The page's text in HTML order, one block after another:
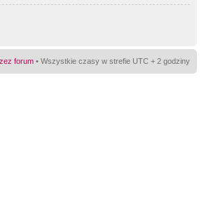
forum • Wszystkie czasy w strefie UTC + 2 godziny